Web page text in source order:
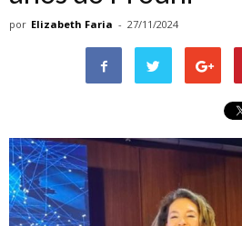
por Elizabeth Faria - 27/11/2024